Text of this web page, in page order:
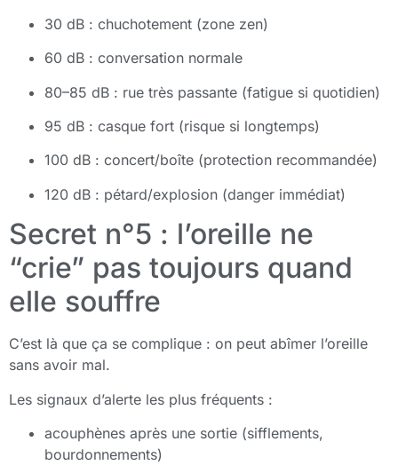
30 dB : chuchotement (zone zen)
60 dB : conversation normale
80–85 dB : rue très passante (fatigue si quotidien)
95 dB : casque fort (risque si longtemps)
100 dB : concert/boîte (protection recommandée)
120 dB : pétard/explosion (danger immédiat)
Secret n°5 : l’oreille ne
“crie” pas toujours quand
elle souffre
C’est là que ça se complique : on peut abîmer l’oreille
sans avoir mal.
Les signaux d’alerte les plus fréquents :
acouphènes après une sortie (sifflements,
bourdonnements)